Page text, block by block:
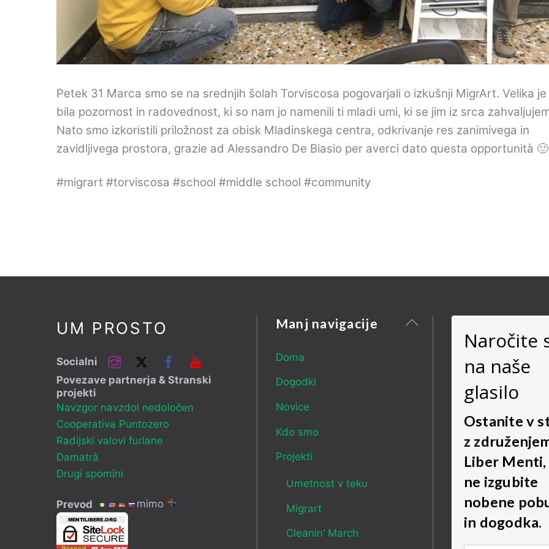
Petek 31 Marca smo se na srednjih šolah Torviscosa pogovarjali o izkušnji MigrArt. Velika je
bila pozornost in radovednost, ki so nam jo namenili ti mladi umi, ki se jim iz srca
Nato smo izkoristili priložnost za obisk Mladinskega centra, odkrivanje res zanimivega in
zavidljivega prostora, grazie ad Alessandro De Biasio per averci dato questa opportunità 🙂
#migrart #torviscosa #school #middle school #community
Nazaj
UM PROSTO
Socialni
InstagramTwitter Facebook
Povezave partnerja & Stranski
projekti
Navzgor navzdol nedoločen
Cooperativa Puntozero
Radijski valovi furlane
Damatrà
Drugi spomini
Prevod mimo
Manj navigacije
Doma
Dogodki
Novice
Kdo smo
Projekti
Umetnost v teku
Migrart
Cleanin’ March
Naročite
na naše
glasilo
Ostanite v
z
Liber Menti,
ne izgubite
nobene
in dogodka.